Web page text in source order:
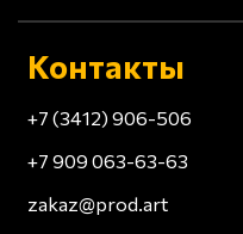
Контакты
+7 (3412) 906-506
+7 909 063-63-63
zakaz@prod.art